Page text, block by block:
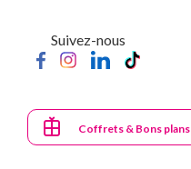
principal
Suivez-nous
Coffrets & Bons plans